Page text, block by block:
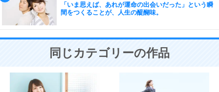
「いま思えば、あれが運命の出会いだった」という瞬
間をつくることが、人生の醍醐味。
同じカテゴリーの作品